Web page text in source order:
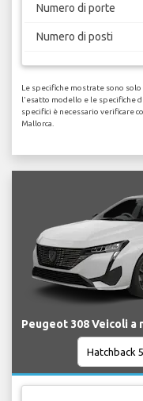
Numero di porte
Numero di posti
Le specifiche mostrate sono
l'esatto modello e le specifiche
specifici è necessario verificare
Mallorca.
Peugeot 308 Veicoli